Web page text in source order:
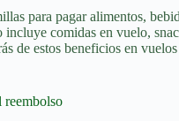
para pagar alimentos,
incluye comidas en vuelo,
de estos beneficios en
reembolso